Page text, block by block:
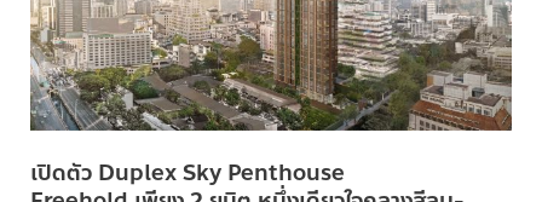
เปิดตัว Duplex Sky Penthouse
หนึ่ง
เดียว
ใจกลาง
สีลม-